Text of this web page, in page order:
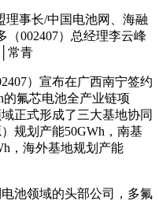
理事长/中国电池网、海融
（002407）总经理李云峰
常青
）宣布在广西南宁签约
的氟芯电池全产业链项
正式形成了三大基地协同
规划产能50GWh，南基
，海外基地规划产能
池领域的头部公司，多氟